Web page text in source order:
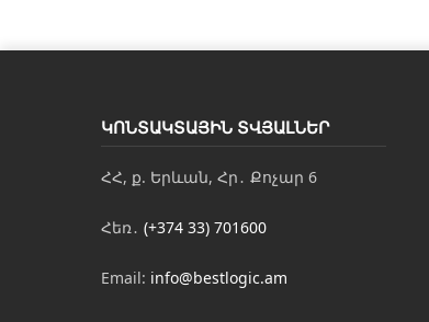
ԿՈՆՏԱԿՏԱՅԻՆ ՏՎՅԱԼՆԵՐ
ՀՀ, ք. Երևան, Հր․ Քոչար 6
Հեռ․ (+374 33) 701600
Email: info@bestlogic.am